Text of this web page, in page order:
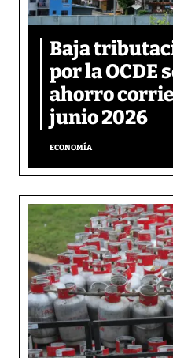
Baja
por la OCDE
ahorro
junio 2026
ECONOMÍA